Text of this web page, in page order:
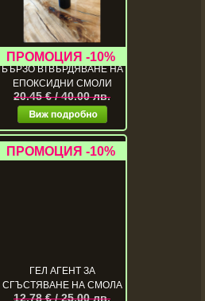
УСКОРИТЕЛ ЗА ПО-
БЪРЗО ВТВЪРДЯВАНЕ НА
ЕПОКСИДНИ СМОЛИ
20.45 € / 40.00 лв.
ГЕЛ АГЕНТ ЗА
СГЪСТЯВАНЕ НА СМОЛА
12.78 € / 25.00 лв.